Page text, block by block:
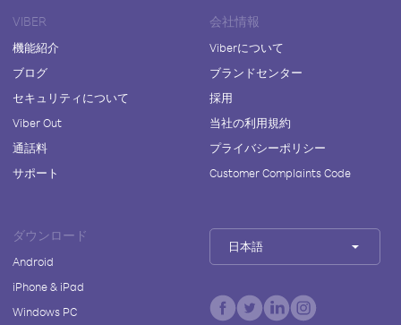
VIBER
機能紹介
ブログ
セキュリティについて
Viber Out
通話料
サポート
会社情報
Viberについて
ブランドセンター
採用
当社の利用規約
プライバシーポリシー
Customer Complaints Code
ダウンロード
Android
iPhone & iPad
Windows PC
日本語